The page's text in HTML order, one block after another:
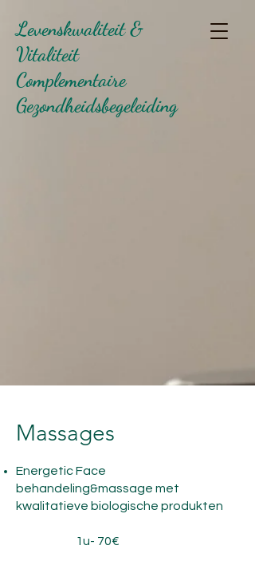
Levenskwaliteit &
Vitaliteit
Complementaire
Gezondheidsbegeleiding
Massages
Energetic Face
behandeling&massage met
kwalitatieve biologische produkten
1u- 70€